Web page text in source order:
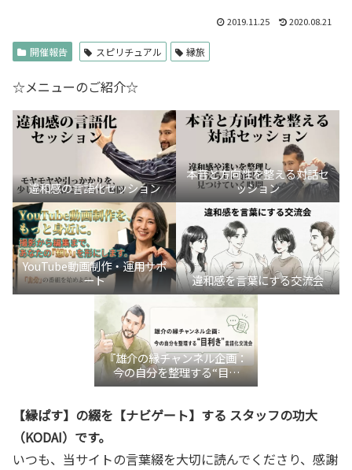
2019.11.25 2020.08.21
開催報告 スピリチュアル 縁旅
☆メニューのご紹介☆
違和感の言語化セッション
本音と方向性を整える対話セ
ッション
YouTube動画制作・運用サポ
ート
違和感を言葉にする交流会
『雄介の縁チャンネル企画：
今の自分を整理する“目利
き”言語化交流会』
【縁ぱす】の綴を【ナビゲート】する スタッフの功大
（KODAI）です。
いつも、当サイトの言葉綴を大切に読んでくださり、感謝